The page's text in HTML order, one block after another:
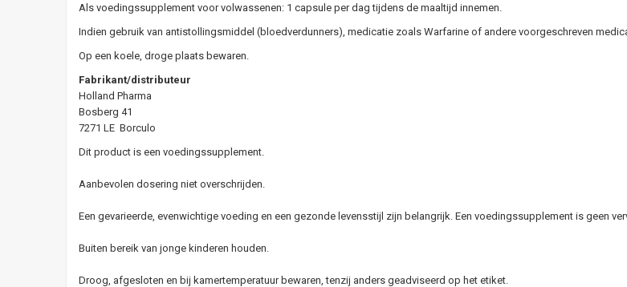
Als voedingssupplement voor volwassenen: 1 capsule per dag tijdens de maaltijd innemen.
Indien gebruik van antistollingsmiddel (bloedverdunners), medicatie zoals Warfarine of andere voorgeschreven
Op een koele, droge plaats bewaren.
Fabrikant/distributeur
Holland Pharma
Bosberg 41
7271 LE Borculo
Dit product is een voedingssupplement.
Aanbevolen dosering niet overschrijden.
Een gevarieerde, evenwichtige voeding en een gezonde levensstijl zijn belangrijk. Een voedingssupplement is geen
Buiten bereik van jonge kinderen houden.
Droog, afgesloten en bij kamertemperatuur bewaren, tenzij anders geadviseerd op het etiket.